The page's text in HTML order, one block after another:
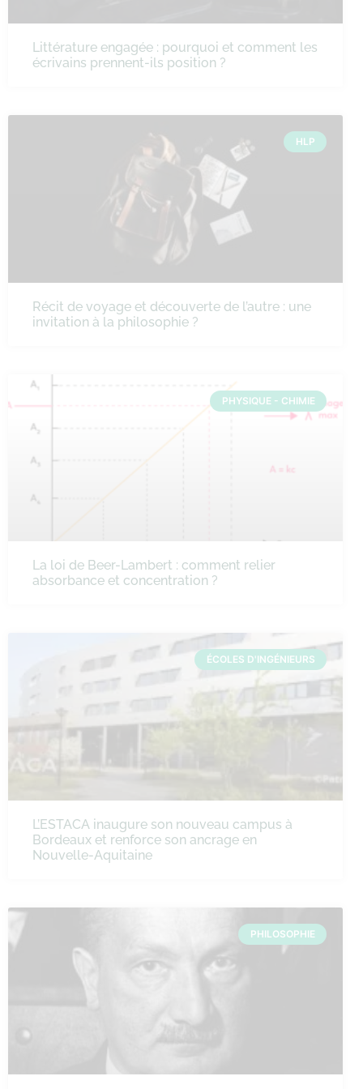
Littérature engagée : pourquoi et comment les
écrivains prennent-ils position ?
HLP
Récit de voyage et découverte de l’autre : une
invitation à la philosophie ?
PHYSIQUE - CHIMIE
La loi de Beer-Lambert : comment relier
absorbance et concentration ?
ÉCOLES D'INGÉNIEURS
L’ESTACA inaugure son nouveau campus à
Bordeaux et renforce son ancrage en
Nouvelle-Aquitaine
PHILOSOPHIE